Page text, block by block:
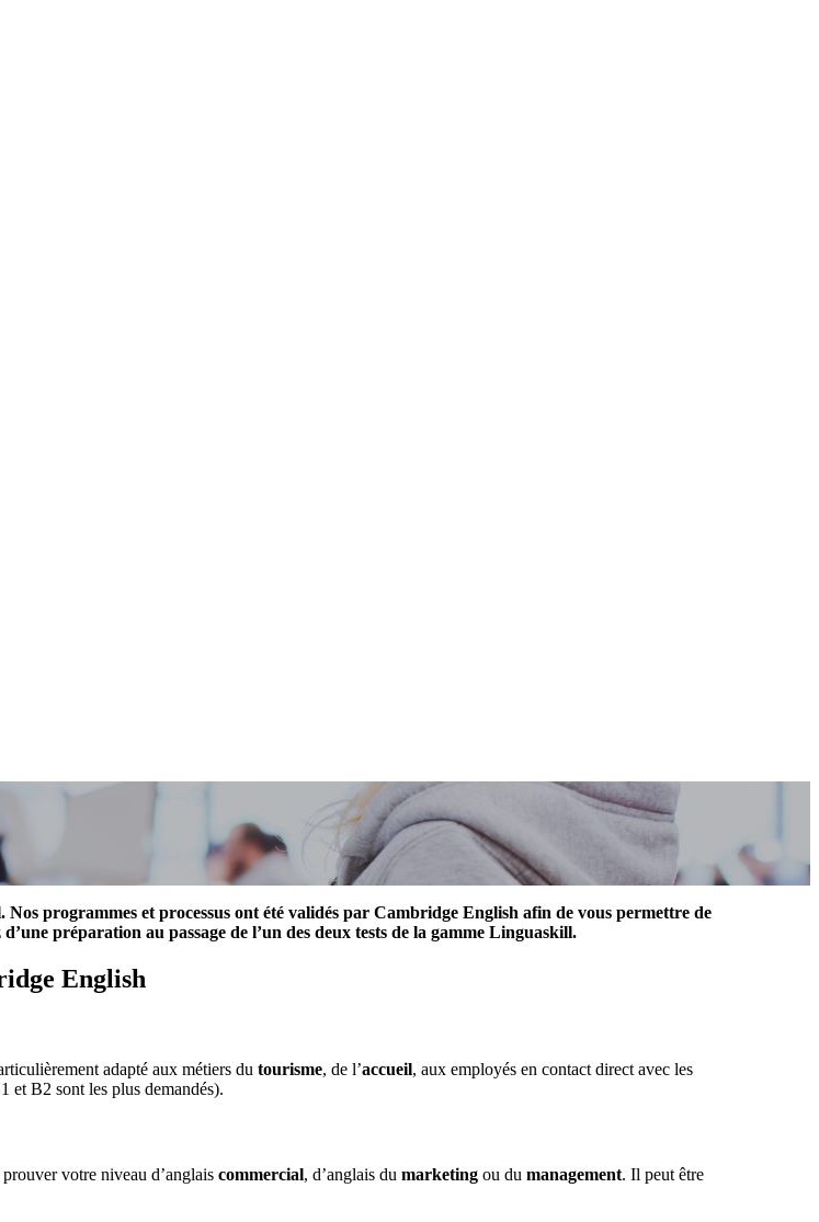
programmes et processus ont été validés par Cambridge English afin de vous permettre de
préparation au passage de l’un des deux tests de la gamme Linguaskill.
English
adapté aux métiers du tourisme, de l’accueil, aux employés en contact direct avec les
et B2 sont les plus demandés).
votre niveau d’anglais commercial, d’anglais du marketing ou du management. Il peut être